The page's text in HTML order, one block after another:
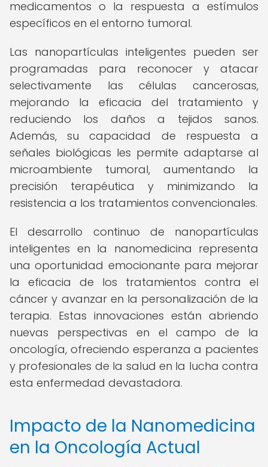
medicamentos o la respuesta a estímulos
específicos en el entorno tumoral.
Las nanopartículas inteligentes pueden ser
programadas para reconocer y atacar
selectivamente las células cancerosas,
mejorando la eficacia del tratamiento y
reduciendo los daños a tejidos sanos.
Además, su capacidad de respuesta a
señales biológicas les permite adaptarse al
microambiente tumoral, aumentando la
precisión terapéutica y minimizando la
resistencia a los tratamientos convencionales.
El desarrollo continuo de nanopartículas
inteligentes en la nanomedicina representa
una oportunidad emocionante para mejorar
la eficacia de los tratamientos contra el
cáncer y avanzar en la personalización de la
terapia. Estas innovaciones están abriendo
nuevas perspectivas en el campo de la
oncología, ofreciendo esperanza a pacientes
y profesionales de la salud en la lucha contra
esta enfermedad devastadora.
Impacto de la Nanomedicina
en la Oncología Actual